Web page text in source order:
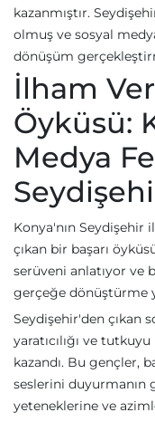
kazanmıştır.
olmuş ve sosyal
dönüşüm
İlham
Öyküsü:
Medya
Konya'nın Seydişehir
çıkan bir başarı
serüveni anlatıyor ve
gerçeğe dönüştürme
Seydişehir'den çıkan
yaratıcılığı ve
kazandı. Bu gençler,
seslerini duyurmanın
yeteneklerine ve